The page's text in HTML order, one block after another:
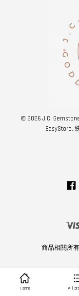
© 2026 J.C.
EasyStore.
商品相關所
Home All